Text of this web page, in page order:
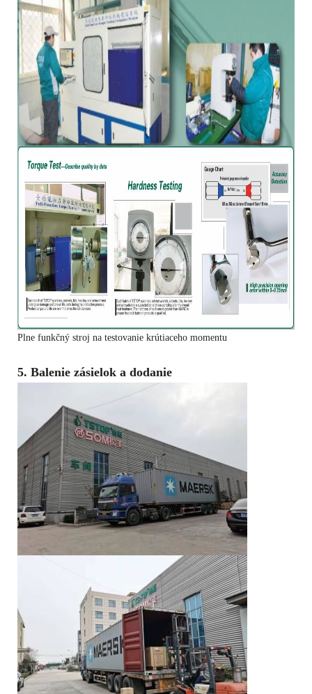
Plne funkčný stroj na testovanie krútiaceho momentu
5. Balenie zásielok a dodanie